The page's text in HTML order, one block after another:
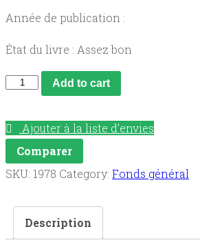
Année de publication :
État du livre : Assez bon
Dix
célèbres
quantity
Add to cart
Ajouter à la liste d’envies
Comparer
SKU: 1978 Category: Fonds général
Description